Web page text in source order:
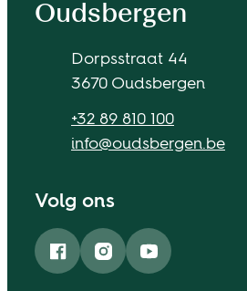
Contact &
Oudsbergen
AdresDorpsstraat 44
,3670 Oudsbergen
+32 89 810 100
E-mailinfo@oudsbergen.be
Volg ons
FacebookInstagramYouTube